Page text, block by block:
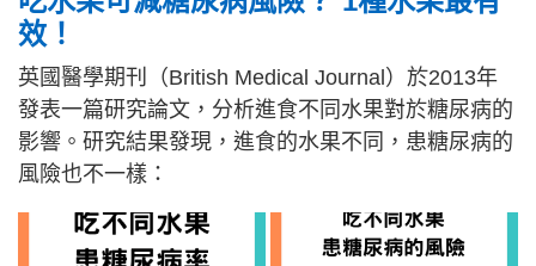
效！
英國醫學期刊（British Medical Journal）於2013年
發表一篇研究論文，分析進食不同水果對於糖尿病的
影響。研究結果發現，進食的水果不同，患糖尿病的
風險也不一樣：